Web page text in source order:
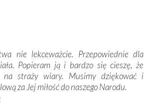
Matki Bożej zapaliliśmy świece
wyprawy na każdym kroku
się z serdeczną otwartością
Podziwialiśmy ich ludową sztukę i
nasze kraje są od siebie bardzo
sposób nie czuliśmy się obco.
sama Matka Boża, ale też
biorąca swój początek w naszej
nie lekceważcie. Przepowiednie dla
Popieram ją i bardzo się cieszę, że
na straży wiary. Musimy dziękować i
za Jej miłość do naszego Narodu.